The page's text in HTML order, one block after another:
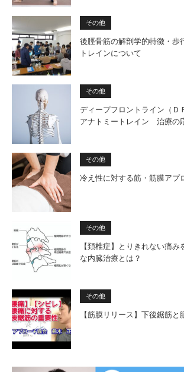
その他
後脛骨筋の解剖学的特徴・歩
トレインについて
その他
ディープフロントライン（
アナトミートレイン 治療の
その他
冷え性に対する筋・筋膜アプ
その他
【頚椎症】とりきれない痛
な内臓治療とは？
その他
【筋膜リリース】下後鋸筋